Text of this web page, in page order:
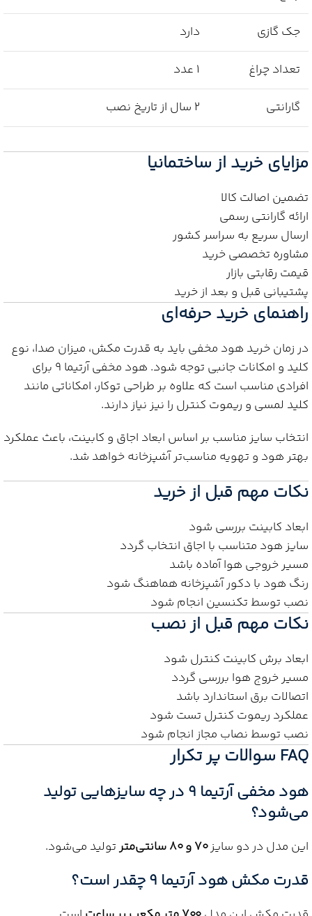
جک گازی دارد
تعداد چراغ 1 عدد
گارانتی 2 سال از تاریخ نصب
مزایای خرید از ساختمانیا
تضمین اصالت کالا
ارائه گارانتی رسمی
ارسال سریع به سراسر کشور
مشاوره تخصصی خرید
قیمت رقابتی بازار
پشتیبانی قبل و بعد از خرید
راهنمای خرید حرفه‌ای
در زمان خرید هود مخفی باید به قدرت مکش، میزان صدا، نوع
کلید و امکانات جانبی توجه شود. هود مخفی آرتیما 9 برای
افرادی مناسب است که علاوه بر طراحی توکار، امکاناتی مانند
کلید لمسی و ریموت کنترل را نیز نیاز دارند.
انتخاب سایز مناسب بر اساس ابعاد اجاق و کابینت، باعث عملکرد
بهتر هود و تهویه مناسب‌تر آشپزخانه خواهد شد.
نکات مهم قبل از خرید
ابعاد کابینت بررسی شود
سایز هود متناسب با اجاق انتخاب گردد
مسیر خروجی هوا آماده باشد
رنگ هود با دکور آشپزخانه هماهنگ شود
نصب توسط تکنسین انجام شود
نکات مهم قبل از نصب
ابعاد برش کابینت کنترل شود
مسیر خروج هوا بررسی گردد
اتصالات برق استاندارد باشد
عملکرد ریموت کنترل تست شود
نصب توسط نصاب مجاز انجام شود
FAQ سوالات پر تکرار
هود مخفی آرتیما 9 در چه سایزهایی تولید
می‌شود؟
این مدل در دو سایز70 و 80 سانتی‌متر تولید می‌شود.
قدرت مکش هود آرتیما 9 چقدر است؟